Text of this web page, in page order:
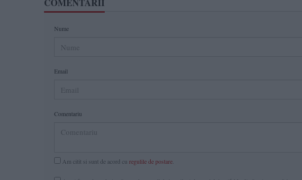
Nume
Email
Comentariu
Am citit si sunt de acord cu regulile de postare